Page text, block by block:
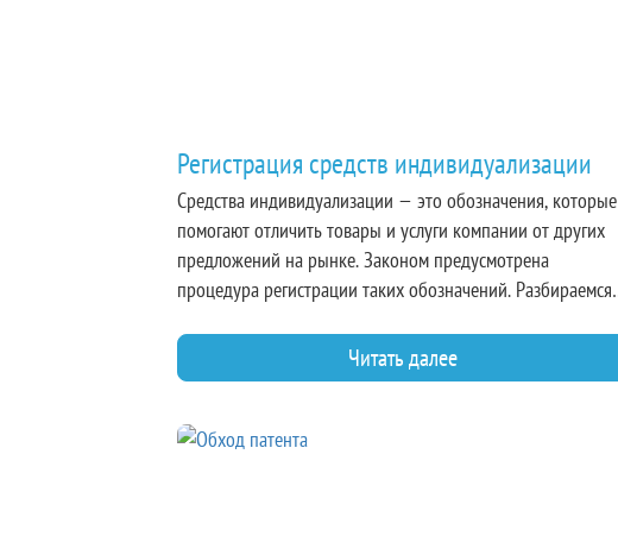
Регистрация средств индивидуализации
Средства индивидуализации — это обозначения, которые
помогают отличить товары и услуги компании от других
предложений на рынке. Законом предусмотрена
процедура регистрации таких обозначений. Разбираемся,
Читать далее